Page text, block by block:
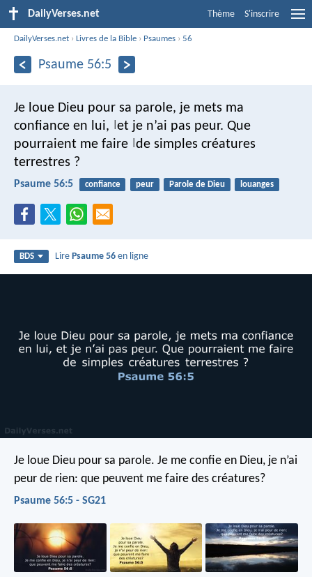
DailyVerses.net Thème S'inscrire
DailyVerses.net ›Livres de la Bible › Psaumes ›56
Psaume 56:5
Je loue Dieu pour sa parole, je mets ma
confiance en lui, et je n’ai pas peur. Que
pourraient me faire de simples créatures
terrestres ?
Psaume 56:5 confiance peur Parole de Dieu louanges
BDS LirePsaume 56 en ligne
Je loue Dieu pour sa parole. Je me confie en Dieu, je n’ai
peur de rien: que peuvent me faire des créatures?
Psaume 56:5 - SG21